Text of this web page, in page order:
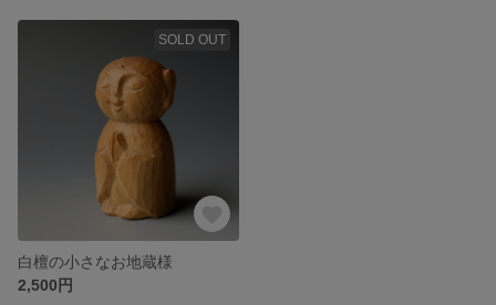
SOLD OUT
白檀の小さなお地蔵様
2,500円